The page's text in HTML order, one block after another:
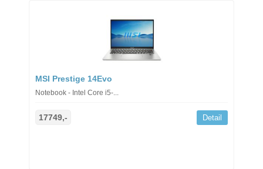
MSI Prestige 14Evo
Notebook - Intel Core i5-...
17749,- Detail